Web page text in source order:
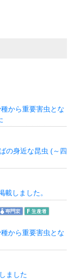
から重要害虫とな
の身近な昆虫 (～四
しました。
から重要害虫とな
ました